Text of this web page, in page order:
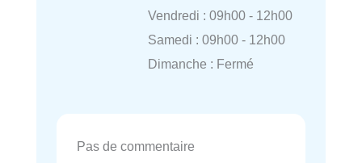
Vendredi : 09h00 - 12h00
Samedi : 09h00 - 12h00
Dimanche : Fermé
Pas de commentaire